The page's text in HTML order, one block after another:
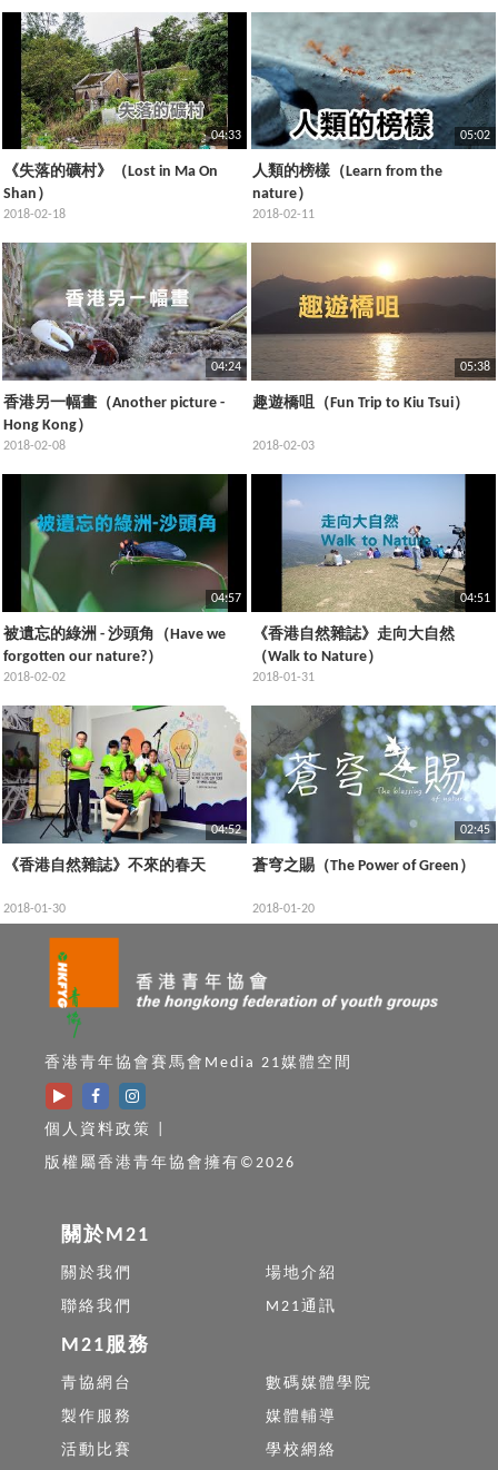
04:33
《失落的礦村》（Lost in Ma On
Shan）
2018-02-18
05:02
人類的榜樣（Learn from the
nature）
2018-02-11
04:24
香港另一幅畫（Another picture -
Hong Kong）
2018-02-08
05:38
趣遊橋咀（Fun Trip to Kiu Tsui）
2018-02-03
04:57
被遺忘的綠洲 - 沙頭角（Have we
forgotten our nature?）
2018-02-02
04:51
《香港自然雜誌》走向大自然
（Walk to Nature）
2018-01-31
04:52
《香港自然雜誌》不來的春天
2018-01-30
02:45
蒼穹之賜（The Power of Green）
2018-01-20
香港青年協會賽馬會Media 21媒體空間
個人資料政策
版權屬香港青年協會擁有©2026
關於M21
關於我們
場地介紹
聯絡我們
M21通訊
M21服務
青協網台
數碼媒體學院
製作服務
媒體輔導
活動比賽
學校網絡